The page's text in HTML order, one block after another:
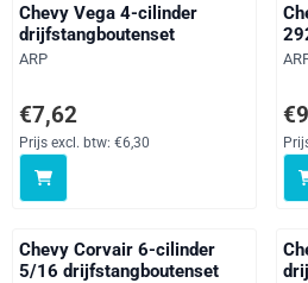
Chevy Vega 4-cilinder
drijfstangboutenset
Merk:
ARP
Prijs: 7,62, exclusief btw: 6,30
€7,62
Prijs excl. btw: €6,30
Chevy Corvair 6-cilinder
5/16 drijfstangboutenset